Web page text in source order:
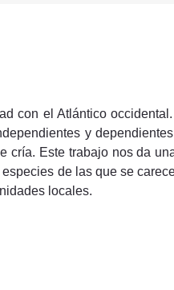
con el Atlántico
y
cría. Este trabajo nos da
de las que se
locales.